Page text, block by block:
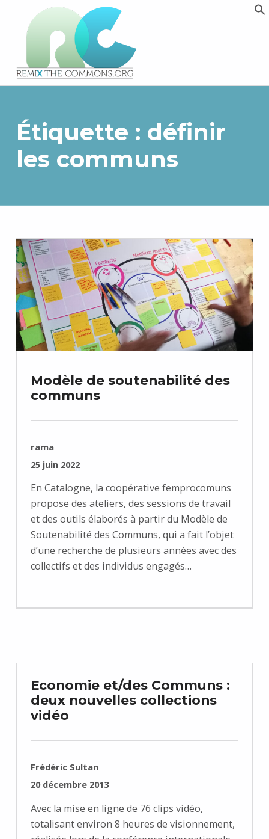
PLATEFORME MULTIMÉDIA OUVERTE ET COLLABORATIVE SUR LES COMMUNS
Étiquette : définir
les communs
Modèle de soutenabilité des
communs
RÉDIGÉ PAR :
rama
PUBLIÉ SUR :
25 juin 2022
En Catalogne, la coopérative femprocomuns
propose des ateliers, des sessions de travail
et des outils élaborés à partir du Modèle de
Soutenabilité des Communs, qui a fait l’objet
d’une recherche de plusieurs années avec des
collectifs et des individus engagés…
Economie et/des Communs :
deux nouvelles collections
vidéo
RÉDIGÉ PAR :
Frédéric Sultan
PUBLIÉ SUR :
20 décembre 2013
Avec la mise en ligne de 76 clips vidéo,
totalisant environ 8 heures de visionnement,